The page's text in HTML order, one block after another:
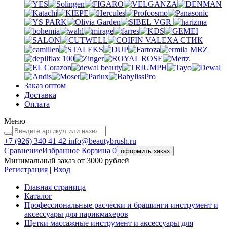
VGR
VALEXA СТИК
MRZ
Заказ оптом
Доставка
Оплата
Меню
+7 (926) 340 41 42 info@beautybrush.ru
СравнениеИзбранное Корзина 0 оформить заказ
Минимальный заказ от 3000 рублей
Регистрация | Вход
Главная страница
Каталог
Профессиональные расчески и брашинги инструмент и
аксессуары для парикмахеров
Щетки массажные инструмент и аксессуары для